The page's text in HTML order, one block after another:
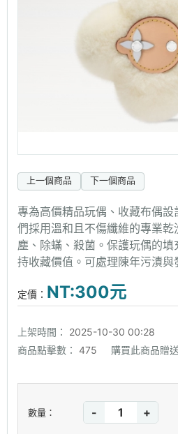
上一個商品 下一個商品
專為高價精品玩偶、收藏布偶
們採用溫和且不傷纖維的專業
塵、除蟎、殺菌。保護玩偶的
持收藏價值。可處理陳年污漬與
定價： NT:300元
上架時間：
2025-10-30 00:28
商品點擊數： 475 購買此商品贈送
數量： - +